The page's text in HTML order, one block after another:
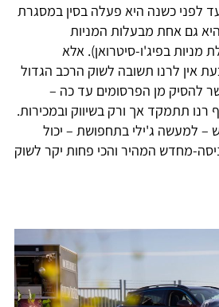
לפני כשנה היא פעלה בסין במסגרת
גם אחת מבעלות המניות
מניות בפיג'ו-סיטרואן). אלא
אין לרנו תשובה לשוק הרכב הגדול
להסיק מן הפרסומים עד כה –
תתמקד אך ורק בשיווק ובמכירות.
– למעשה ג'ילי בתחפושת – יכול
מחדש המהיר והכי פחות יקר לשוק